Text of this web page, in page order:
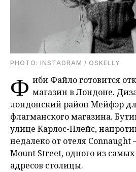
PHOTO: INSTAGRAM / OSKELLY
Ф иби Файло готовится
магазин в Лондоне.
лондонский район Мейфэр
флагманского магазина.
улице Карлос-Плейс,
недалеко от отеля
Mount Street, одного из
адресов столицы.